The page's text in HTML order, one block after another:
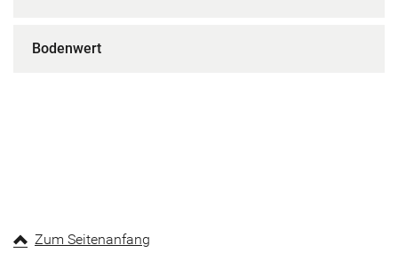
Bodenwert
Zum Seitenanfang